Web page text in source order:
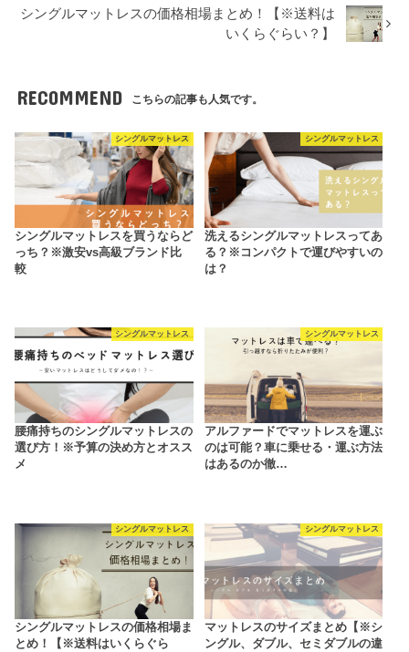
シングルマットレスの価格相場まとめ！【※送料は
いくらぐらい？】
RECOMMEND こちらの記事も人気です。
シングルマットレス
シングルマットレスを買うならど
っち？※激安vs高級ブランド比
較
シングルマットレス
洗えるシングルマットレスってあ
る？※コンパクトで運びやすいの
は？
シングルマットレス
腰痛持ちのシングルマットレスの
選び方！※予算の決め方とオスス
メ
シングルマットレス
アルファードでマットレスを運ぶ
のは可能？車に乗せる・運ぶ方法
はあるのか徹…
シングルマットレス
シングルマットレスの価格相場ま
とめ！【※送料はいくらぐら
シングルマットレス
マットレスのサイズまとめ【※シ
ングル、ダブル、セミダブルの違